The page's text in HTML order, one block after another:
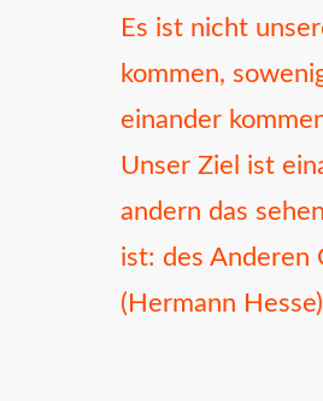
Es ist nicht
kommen,
einander
Unser Ziel ist
andern das
ist: des Anderen
(Hermann Hesse)